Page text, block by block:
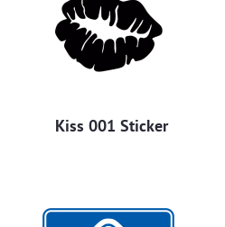
Kiss 001 Sticker